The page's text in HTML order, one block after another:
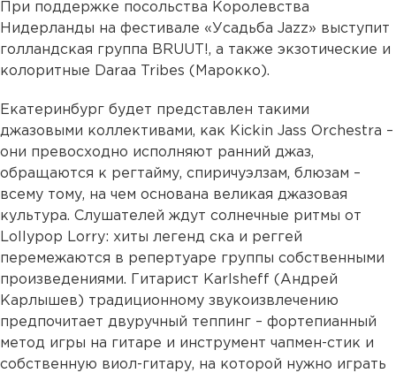
При поддержке посольства Королевства
Нидерланды на фестивале «Усадьба Jazz» выступит
голландская группа BRUUT!, а также экзотические и
колоритные Daraa Tribes (Марокко).
Екатеринбург будет представлен такими
джазовыми коллективами, как Kickin Jass Orchestra –
они превосходно исполняют ранний джаз,
обращаются к регтайму, спиричуэлзам, блюзам –
всему тому, на чем основана великая джазовая
культура. Слушателей ждут солнечные ритмы от
Lollypop Lorry: хиты легенд ска и реггей
перемежаются в репертуаре группы собственными
произведениями. Гитарист Karlsheff (Андрей
Карлышев) традиционному звукоизвлечению
предпочитает двуручный теппинг – фортепианный
метод игры на гитаре и инструмент чапмен-стик и
собственную виол-гитару, на которой нужно играть